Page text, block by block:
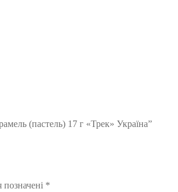
(пастель) 17 г «Трек» Україна”
позначені *